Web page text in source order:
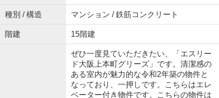
種別 / 構造 マンション / 鉄筋コンクリート
階建 15階建
ぜひ一度見ていただきたい、「エスリー
ド大阪上本町グリーズ」です。清潔感の
ある室内が魅力的な令和2年築の物件と
なっており、一押しです。こちらはエレ
ベーター付き物件です。こちらの物件は